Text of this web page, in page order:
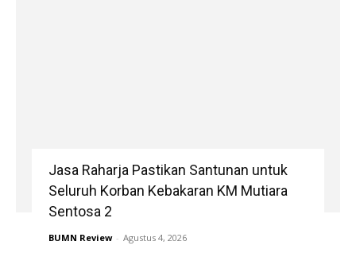
Jasa Raharja Pastikan Santunan untuk
Seluruh Korban Kebakaran KM Mutiara
Sentosa 2
BUMN Review - Agustus 4, 2026